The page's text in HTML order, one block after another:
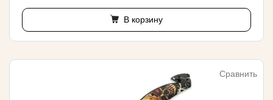
В корзину
Сравнить